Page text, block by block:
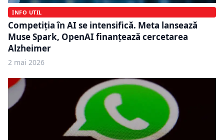
INFO UTIL
Competiția în AI se intensifică. Meta lansează
Muse Spark, OpenAI finanțează cercetarea
Alzheimer
2 mai 2026